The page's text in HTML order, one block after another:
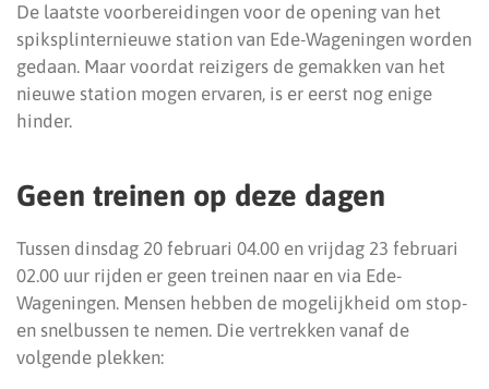
De laatste voorbereidingen voor de opening van het
spiksplinternieuwe station van Ede-Wageningen worden
gedaan. Maar voordat reizigers de gemakken van het
nieuwe station mogen ervaren, is er eerst nog enige
hinder.
Geen treinen op deze dagen
Tussen dinsdag 20 februari 04.00 en vrijdag 23 februari
02.00 uur rijden er geen treinen naar en via Ede-
Wageningen. Mensen hebben de mogelijkheid om stop-
en snelbussen te nemen. Die vertrekken vanaf de
volgende plekken: